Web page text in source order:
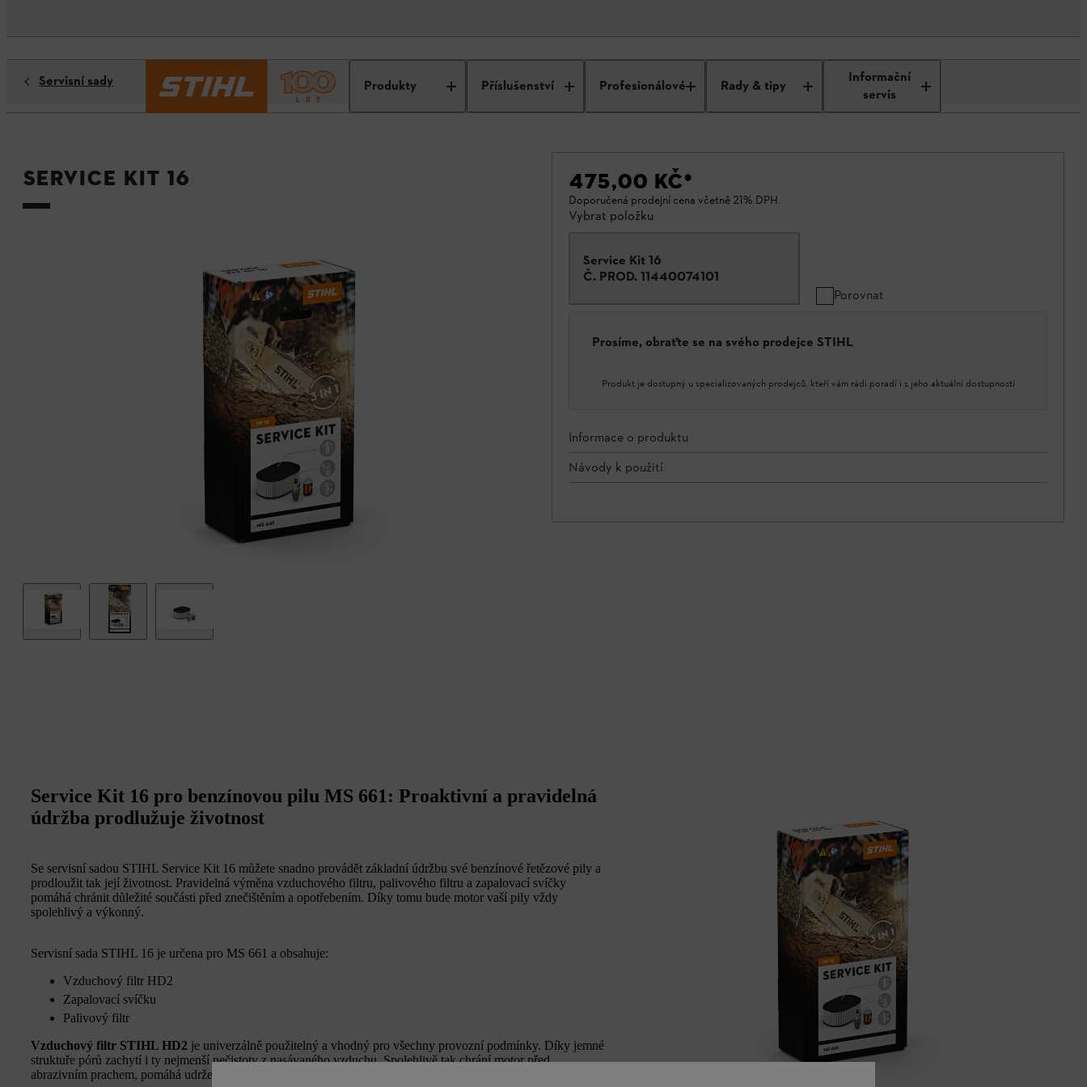
Produkty Příslušenství Profesionálové Rady & tipy
Informační
servis
Servisní sady
Service Kit 16 475,00 KČ*
Doporučená prodejní cena včetně 21% DPH.
Vybrat položku
Service Kit 16
Č. PROD. 11440074101
Porovnat
Prosíme, obraťte se na svého prodejce STIHL
Produkt je dostupný u specializovaných prodejců, kteří vám rádi poradí i s jeho aktuální dostupností
Informace o produktu
Návody k použití
Service Kit 16 pro benzínovou pilu MS 661: Proaktivní a pravidelná
údržba prodlužuje životnost
Se servisní sadou STIHL Service Kit 16 můžete snadno provádět základní údržbu své benzínové řetězové pily a
prodloužit tak její životnost. Pravidelná výměna vzduchového filtru, palivového filtru a zapalovací svíčky
pomáhá chránit důležité součásti před znečištěním a opotřebením. Díky tomu bude motor vaší pily vždy
spolehlivý a výkonný.
Servisní sada STIHL 16 je určena pro MS 661 a obsahuje:
Vzduchový filtr HD2
Zapalovací svíčku
Palivový filtr
Vzduchový filtr STIHL HD2 je univerzálně použitelný a vhodný pro všechny provozní podmínky. Díky jemné
struktuře pórů zachytí i ty nejmenší nečistoty z nasávaného vzduchu. Spolehlivě tak chrání motor před
abrazivním prachem, pomáhá udržet jeho výkon, snižuje spotřebu paliva a zajišťuje snadné startování.